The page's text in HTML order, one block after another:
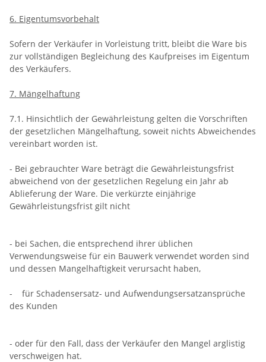
6. Eigentumsvorbehalt
Sofern der Verkäufer in Vorleistung tritt, bleibt die Ware bis
zur vollständigen Begleichung des Kaufpreises im Eigentum
des Verkäufers.
7. Mängelhaftung
7.1. Hinsichtlich der Gewährleistung gelten die Vorschriften
der gesetzlichen Mängelhaftung, soweit nichts Abweichendes
vereinbart worden ist.
- Bei gebrauchter Ware beträgt die Gewährleistungsfrist
abweichend von der gesetzlichen Regelung ein Jahr ab
Ablieferung der Ware. Die verkürzte einjährige
Gewährleistungsfrist gilt nicht
- bei Sachen, die entsprechend ihrer üblichen
Verwendungsweise für ein Bauwerk verwendet worden sind
und dessen Mangelhaftigkeit verursacht haben,
- für Schadensersatz- und Aufwendungsersatzansprüche
des Kunden
- oder für den Fall, dass der Verkäufer den Mangel arglistig
verschweigen hat.